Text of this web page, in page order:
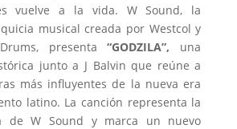
vuelve a la vida. W Sound, la
musical creada por Westcol y
presenta“GODZILA”, una
junto a J Balvin que reúne a
más influyentes de la nueva era
latino. La canción representa la
de W Sound y marca un nuevo